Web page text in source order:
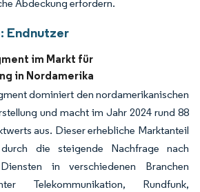
Abdeckung erfordern.
Endnutzer
im Markt für
in Nordamerika
dominiert den nordamerikanischen
und macht im Jahr 2024 rund 88
aus. Dieser erhebliche Marktanteil
die steigende Nachfrage nach
in verschiedenen Branchen
Telekommunikation, Rundfunk,